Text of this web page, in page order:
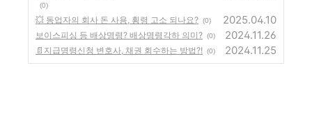
(0)
💥 동업자의 회사 돈 사용, 횡령 고소 되나요? (0) 2025.04.10
보이스피싱 등 배상명령? 배상명령각하 의미? (0) 2024.11.26
📄지급명령신청 변호사, 채권 회수하는 방법?! (0) 2024.11.25